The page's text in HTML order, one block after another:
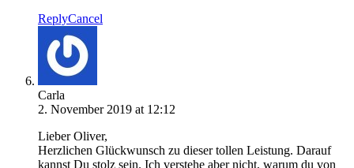
ReplyCancel
Carla
2. November 2019 at 12:12
Lieber Oliver,
Herzlichen Glückwunsch zu dieser tollen Leistung. Darauf
kannst Du stolz sein. Ich verstehe aber nicht, warum du von